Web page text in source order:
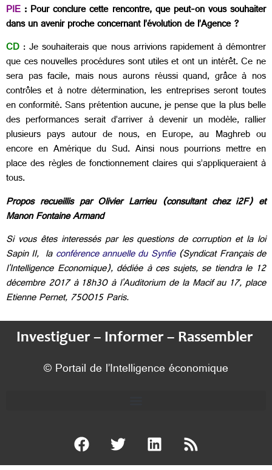
PIE : Pour conclure cette rencontre, que peut-on vous souhaiter
dans un avenir proche concernant l’évolution de l’Agence ?
CD : Je souhaiterais que nous arrivions rapidement à démontrer
que ces nouvelles procédures sont utiles et ont un intérêt. Ce ne
sera pas facile, mais nous aurons réussi quand, grâce à nos
contrôles et à notre détermination, les entreprises seront toutes
en conformité. Sans prétention aucune, je pense que la plus belle
des performances serait d’arriver à devenir un modèle, rallier
plusieurs pays autour de nous, en Europe, au Maghreb ou
encore en Amérique du Sud. Ainsi nous pourrions mettre en
place des règles de fonctionnement claires qui s’appliqueraient à
tous.
Propos recueillis par Olivier Larrieu (consultant chez i2F) et
Manon Fontaine Armand
Si vous êtes interessés par les questions de corruption et la loi
Sapin II, laconférence annuelle du Synfie(Syndicat Français de
l'Intelligence Economique), dédiée à ces sujets, se tiendra le 12
décembre 2017 à 18h30 à l'Auditorium de la Macif au 17, place
Etienne Pernet, 750015 Paris.
Investiguer – Informer – Rassembler
© Portail de l’Intelligence économique